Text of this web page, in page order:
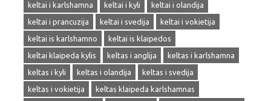
keltai i karlshamna
keltai i kyli
keltai i olandija
keltai i prancuzija
keltai i svedija
keltai i vokietija
keltai is karlshamno
keltai is klaipedos
keltai klaipeda kylis
keltas i anglija
keltas i karlshamna
keltas i kyli
keltas i olandija
keltas i svedija
keltas i vokietija
keltas klaipeda karlshamnas